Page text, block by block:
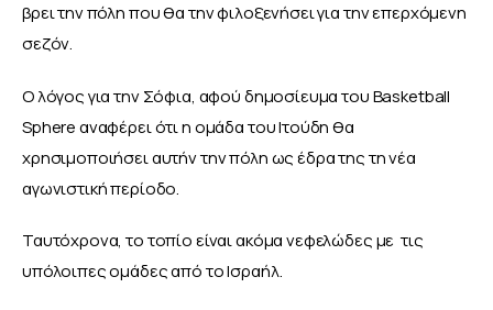
βρει την πόλη που θα την φιλοξενήσει για την επερχόμενη
σεζόν.
Ο λόγος για την Σόφια, αφού δημοσίευμα του Basketball
Sphere αναφέρει ότι η ομάδα του Ιτούδη θα
χρησιμοποιήσει αυτήν την πόλη ως έδρα της τη νέα
αγωνιστική περίοδο.
Ταυτόχρονα, το τοπίο είναι ακόμα νεφελώδες με  τις
υπόλοιπες ομάδες από το Ισραήλ.